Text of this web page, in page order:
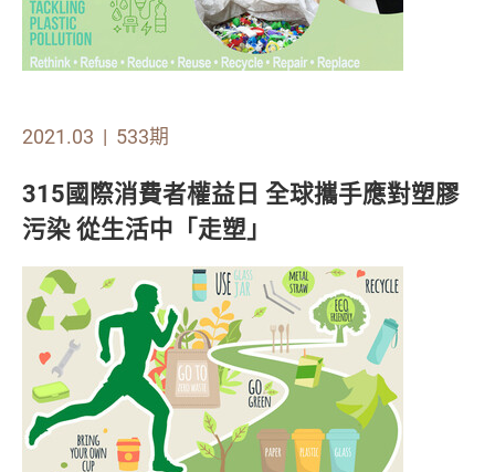
2021.03 | 533期
315國際消費者權益日 全球攜手應對塑膠
污染 從生活中「走塑」